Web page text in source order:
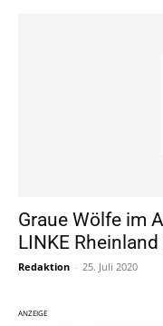
Graue Wölfe im
LINKE
Redaktion - 25. Juli 2020
ANZEIGE